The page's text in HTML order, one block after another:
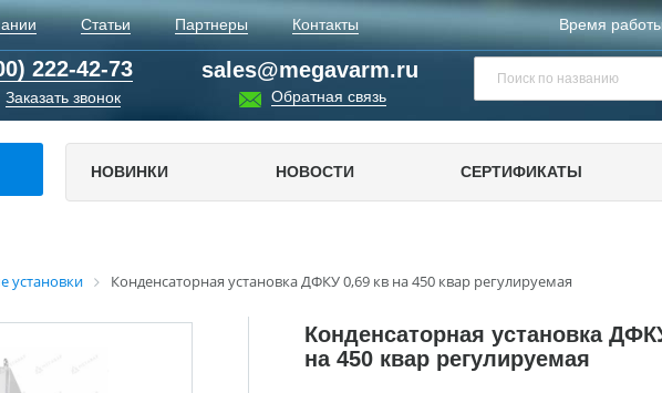
Статьи Партнеры Контакты Время
222-42-73
Заказать звонок
sales@megavarm.ru
Обратная связь
НОВИНКИ НОВОСТИ СЕРТИФИКАТЫ
установки Конденсаторная установка ДФКУ 0,69 кв на 450 квар регулируемая
Конденсаторная установка
на 450 квар регулируемая